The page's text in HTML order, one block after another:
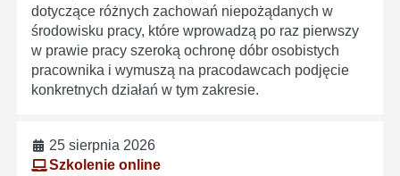
dotyczące różnych zachowań niepożądanych w
środowisku pracy, które wprowadzą po raz pierwszy
w prawie pracy szeroką ochronę dóbr osobistych
pracownika i wymuszą na pracodawcach podjęcie
konkretnych działań w tym zakresie.
25 sierpnia 2026
Szkolenie online